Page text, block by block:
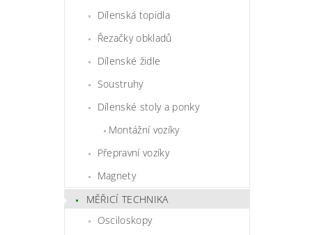
Dílenská topidla
Řezačky obkladů
Dílenské židle
Soustruhy
Dílenské stoly a ponky
Montážní vozíky
Přepravní vozíky
Magnety
MĚŘICÍ TECHNIKA
Osciloskopy